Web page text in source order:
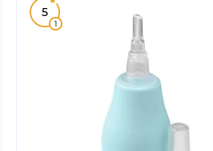
5
1